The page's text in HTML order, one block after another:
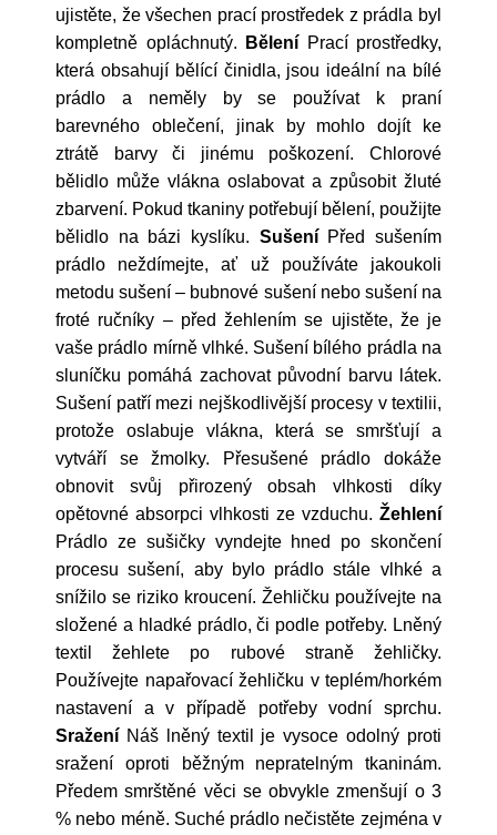
ujistěte, že všechen prací prostředek z prádla byl
kompletně opláchnutý.
Bělení Prací prostředky,
která obsahují bělící činidla, jsou ideální na bílé
prádlo a neměly by se používat k praní
barevného oblečení, jinak by mohlo dojít ke
ztrátě barvy či jinému poškození. Chlorové
bělidlo může vlákna oslabovat a způsobit žluté
zbarvení. Pokud tkaniny potřebují bělení, použijte
bělidlo na bázi kyslíku. SušeníPřed sušením
prádlo neždímejte, ať už používáte jakoukoli
metodu sušení – bubnové sušení nebo sušení na
froté ručníky – před žehlením se ujistěte, že je
vaše prádlo mírně vlhké. Sušení bílého prádla na
sluníčku pomáhá zachovat původní barvu látek.
Sušení patří mezi nejškodlivější procesy v textilii,
protože oslabuje vlákna, která se smršťují a
vytváří se žmolky. Přesušené prádlo dokáže
obnovit svůj přirozený obsah vlhkosti díky
opětovné absorpci vlhkosti ze vzduchu. Žehlení
Prádlo ze sušičky vyndejte hned po skončení
procesu sušení, aby bylo prádlo stále vlhké a
snížilo se riziko kroucení. Žehličku používejte na
složené a hladké prádlo, či podle potřeby. Lněný
textil žehlete po rubové straně žehličky.
Používejte napařovací žehličku v teplém/horkém
nastavení a v případě potřeby vodní sprchu.
Sražení Náš lněný textil je vysoce odolný proti
sražení oproti běžným nepratelným tkaninám.
Předem smrštěné věci se obvykle zmenšují o 3
% nebo méně. Suché prádlo nečistěte zejména v